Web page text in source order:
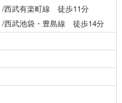
/西武有楽町線 徒歩11分
/西武池袋・豊島線 徒歩14分